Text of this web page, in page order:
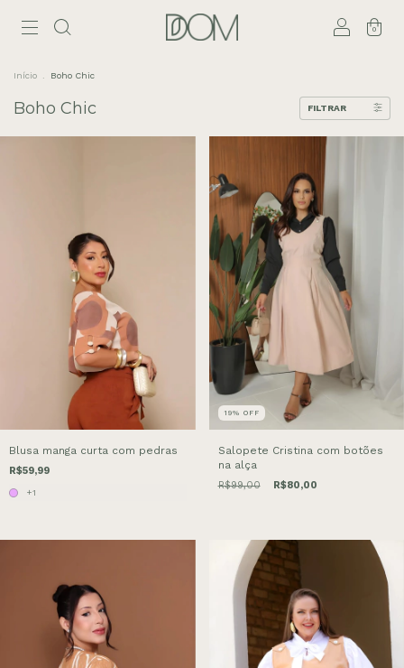
0
Início Boho Chic
Boho Chic FILTRAR
Blusa manga curta com pedras
R$59,99
+1
19% OFF
Salopete Cristina com botões
na alça
R$99,00 R$80,00